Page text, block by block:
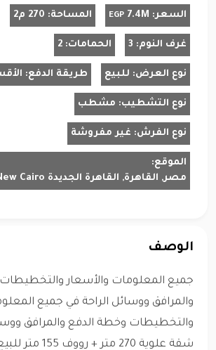
السعر: 7.4M
EGP المساحة: 270 م2
غرف النوم: 3 الحمامات: 2
نوع العرض: للبيع طريقة الدفع:
نوع التشطيب: مشطب
نوع الفرش: غير مفروشة
الموقع:
مصر, القاهرة, القاهرة الجديدة New Cairo
الوصف
جميع المعلومات والأسعار
والمرافق ووسائل الراحة في جميع
والتخطيطات وخطة الدفع والمرافق
شقة علوية 270 متر + رووف 155 متر للبيع في